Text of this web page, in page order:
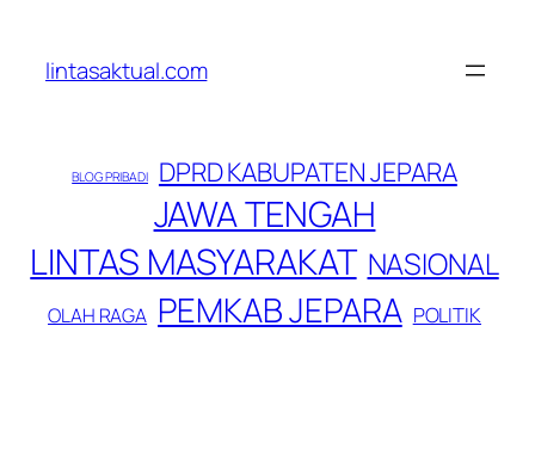
konten
lintasaktual.com
BLOG PRIBADI DPRD KABUPATEN JEPARA
JAWA TENGAH
LINTAS MASYARAKAT NASIONAL
OLAH RAGA PEMKAB JEPARA POLITIK